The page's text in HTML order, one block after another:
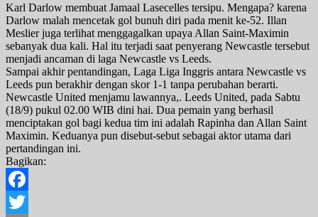
Karl Darlow membuat Jamaal Lasecelles tersipu. Mengapa? karena
Darlow malah mencetak gol bunuh diri pada menit ke-52. Illan
Meslier juga terlihat menggagalkan upaya Allan Saint-Maximin
sebanyak dua kali. Hal itu terjadi saat penyerang Newcastle tersebut
menjadi ancaman di laga Newcastle vs Leeds.
Sampai akhir pentandingan, Laga Liga Inggris antara Newcastle vs
Leeds pun berakhir dengan skor 1-1 tanpa perubahan berarti.
Newcastle United menjamu lawannya,. Leeds United, pada Sabtu
(18/9) pukul 02.00 WIB dini hai. Dua pemain yang berhasil
menciptakan gol bagi kedua tim ini adalah Rapinha dan Allan Saint
Maximin. Keduanya pun disebut-sebut sebagai aktor utama dari
pertandingan ini.
Bagikan:
Facebook